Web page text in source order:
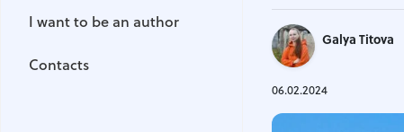
I want to be an author
Contacts
Galya Titova
06.02.2024